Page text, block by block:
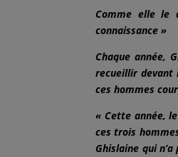
Comme elle le
connaissance »
Chaque année,
recueillir devant
ces hommes
« Cette année,
ces trois
Ghislaine qui